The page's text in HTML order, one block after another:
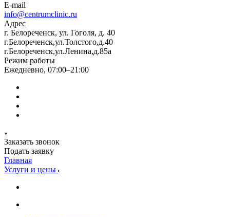
E-mail
info@centrumclinic.ru
Адрес
г. Белореченск, ул. Гоголя, д. 40
г.Белореченск,ул.Толстого,д.40
г.Белореченск,ул.Ленина,д.85а
Режим работы
Ежедневно, 07:00–21:00
Заказать звонок
Подать заявку
Главная
Услуги и цены